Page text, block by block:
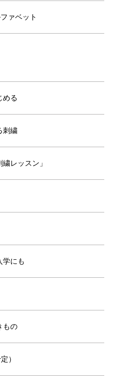
ァベット
める
刺繍
レッスン」
学にも
もの
）